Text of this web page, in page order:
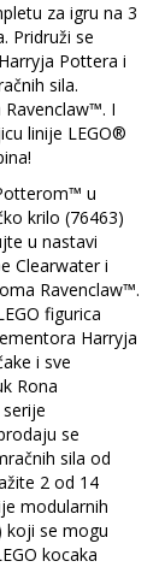
za igru na 3
Pridruži se
Pottera i
sila.
I
linije LEGO®
u
krilo (76463)
u nastavi
Clearwater i
Ravenclaw™.
figurica
Harryja
i sve
Rona
se
sila od
2 od 14
modularnih
koji se mogu
kocaka